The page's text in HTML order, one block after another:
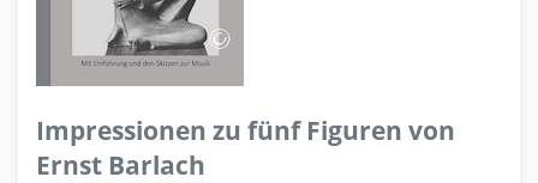
Impressionen zu fünf Figuren von
Ernst Barlach